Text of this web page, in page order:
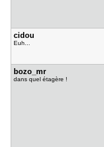
cidou
Euh...
bozo_mr
dans quel étagère !